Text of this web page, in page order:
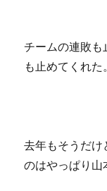
チームの連敗も
も止めてくれた。
去年もそうだけ
のはやっぱり山